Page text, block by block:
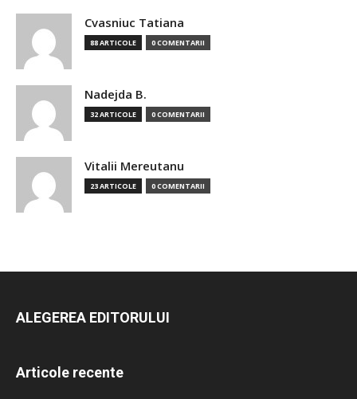
Cvasniuc Tatiana
88 ARTICOLE 0 COMENTARII
Nadejda B.
32 ARTICOLE 0 COMENTARII
Vitalii Mereutanu
23 ARTICOLE 0 COMENTARII
ALEGEREA EDITORULUI
Articole recente